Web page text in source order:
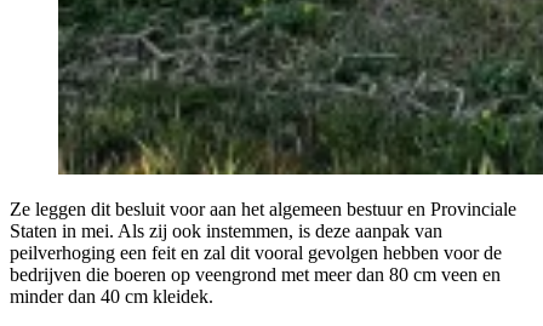
Ze leggen dit besluit voor aan het algemeen bestuur en Provinciale
Staten in mei. Als zij ook instemmen, is deze aanpak van
peilverhoging een feit en zal dit vooral gevolgen hebben voor de
bedrijven die boeren op veengrond met meer dan 80 cm veen en
minder dan 40 cm kleidek.